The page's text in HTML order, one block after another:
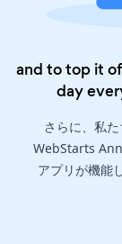
and to top it off
day
さらに、私
WebStarts
アプリが機能